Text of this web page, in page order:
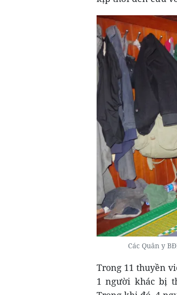
Các Quân y
Trong 11 thuyền
1 người khác bị